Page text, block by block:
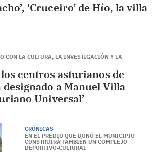
‘Cruceiro’ de Hío, la villa
CON LA CULTURA, LA INVESTIGACIÓN Y LA
los centros asturianos de
a Manuel Villa
Universal’
CRÓNICAS
EN EL PREDIO QUE DONÓ EL MUNICIPIO
CONSTRUIRÁ TAMBIÉN UN COMPLEJO
DEPORTIVO-CULTURAL